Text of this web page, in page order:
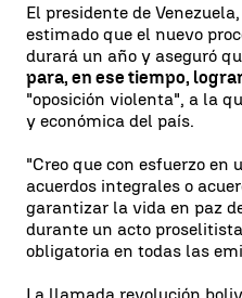
El presidente de Venezuela,
estimado que el nuevo
durará un año y aseguró
para, en ese tiempo,
"oposición violenta", a la
y económica del país.
"Creo que con esfuerzo en
acuerdos integrales o
garantizar la vida en paz
durante un acto
obligatoria en todas las
La llamada revolución